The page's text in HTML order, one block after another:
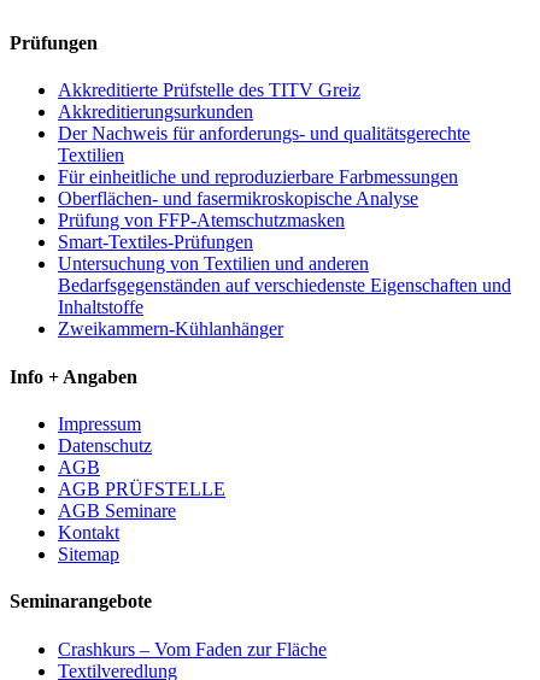
Prüfungen
Akkreditierte Prüfstelle des TITV Greiz
Akkreditierungsurkunden
Der Nachweis für anforderungs- und qualitätsgerechte
Textilien
Für einheitliche und reproduzierbare Farbmessungen
Oberflächen- und fasermikroskopische Analyse
Prüfung von FFP-Atemschutzmasken
Smart-Textiles-Prüfungen
Untersuchung von Textilien und anderen
Bedarfsgegenständen auf verschiedenste Eigenschaften und
Inhaltstoffe
Zweikammern-Kühlanhänger
Info + Angaben
Impressum
Datenschutz
AGB
AGB PRÜFSTELLE
AGB Seminare
Kontakt
Sitemap
Seminarangebote
Crashkurs – Vom Faden zur Fläche
Textilveredlung